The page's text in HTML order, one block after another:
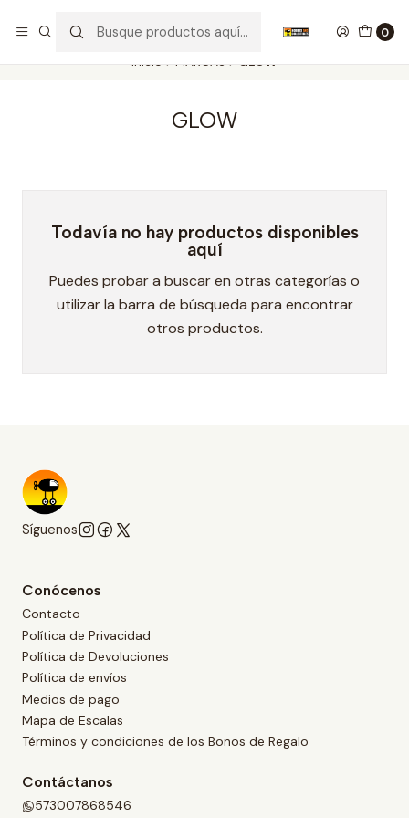
0
Inicio MARCAS GLOW
GLOW
Todavía no hay productos disponibles
aquí
Puedes probar a buscar en otras categorías o
utilizar la barra de búsqueda para encontrar
otros productos.
Síguenos
Conócenos
Contacto
Política de Privacidad
Política de Devoluciones
Política de envíos
Medios de pago
Mapa de Escalas
Términos y condiciones de los Bonos de Regalo
Contáctanos
573007868546